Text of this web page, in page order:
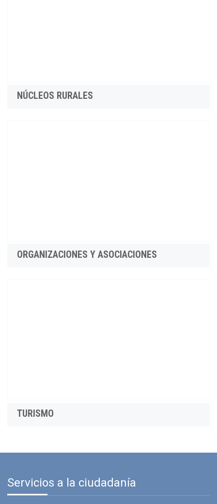
NÚCLEOS RURALES
ORGANIZACIONES Y ASOCIACIONES
TURISMO
Servicios a la ciudadanía